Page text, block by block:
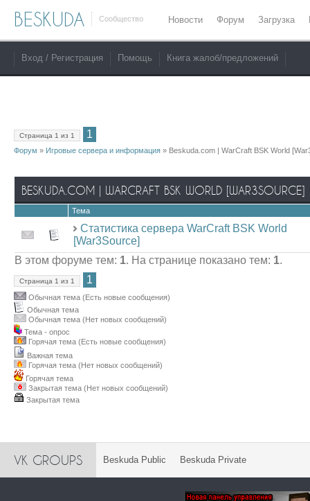
BESKUDA Сообщество Новости Форум Загрузка
Вход / Регистрация Помощь Книга жалоб/предложений
Страница 1 из 1 1
Форум » Игровые сервера и информация » Beskuda.com | WarCraft BSK World
BESKUDA.COM | WARCRAFT BSK WORLD [WAR3SOURCE]
Тема
Статистика сервера WarCraft BSK World
[War3Source]
В этом форуме тем: 1. На странице показано тем: 1.
Страница 1 из 1 1
Обычная тема (Есть новые сообщения)
Обычная тема
Обычная тема (Нет новых сообщений)
Тема - опрос
Горячая тема (Есть новые сообщения)
Важная тема
Горячая тема (Нет новых сообщений)
Горячая тема
Закрытая тема (Нет новых сообщений)
Закрытая тема
VK GROUPS Beskuda Public Beskuda Private